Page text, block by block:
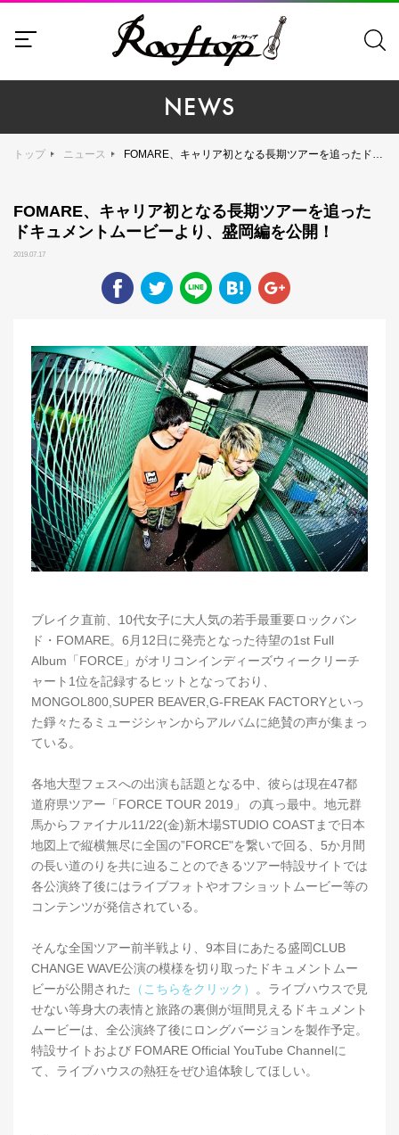
NEWS
トップ ニュース FOMARE、キャリア初となる長期ツアーを追ったドキュメントムービーより、盛岡編を公開！
FOMARE、キャリア初となる長期ツアーを追った
ドキュメントムービーより、盛岡編を公開！
2019.07.17
ブレイク直前、10代女子に大人気の若手最重要ロックバン
ド・FOMARE。6月12日に発売となった待望の1st Full
Album「FORCE」がオリコンインディーズウィークリーチ
ャート1位を記録するヒットとなっており、
MONGOL800,SUPER BEAVER,G-FREAK FACTORYといっ
た錚々たるミュージシャンからアルバムに絶賛の声が集まっ
ている。
各地大型フェスへの出演も話題となる中、彼らは現在47都
道府県ツアー「FORCE TOUR 2019」 の真っ最中。地元群
馬からファイナル11/22(金)新木場STUDIO COASTまで日本
地図上で縦横無尽に全国の”FORCE"を繋いで回る、5か月間
の長い道のりを共に辿ることのできるツアー特設サイトでは
各公演終了後にはライブフォトやオフショットムービー等の
コンテンツが発信されている。
そんな全国ツアー前半戦より、9本目にあたる盛岡CLUB
CHANGE WAVE公演の模様を切り取ったドキュメントムー
ビーが公開された
（こちらをクリック）
。ライブハウスで見
せない等身大の表情と旅路の裏側が垣間見えるドキュメント
ムービーは、全公演終了後にロングバージョンを製作予定。
特設サイトおよび FOMARE Official YouTube Channelに
て、ライブハウスの熱狂をぜひ追体験してほしい。